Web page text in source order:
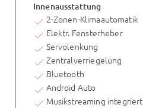
Innenausstattung
2-Zonen-Klimaautomatik
Elektr. Fensterheber
Servolenkung
Zentralverriegelung
Bluetooth
Android Auto
Musikstreaming integriert